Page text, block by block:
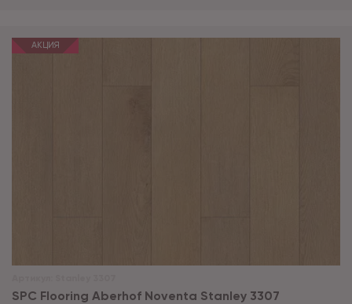
АКЦИЯ
SPC Flooring Aberhof Noventa Stanley 3307